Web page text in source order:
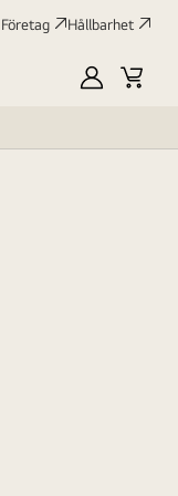
Företag Hållbarhet
MyLG